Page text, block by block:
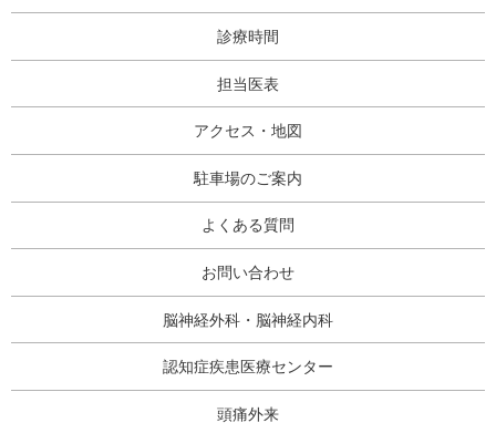
診療時間
担当医表
アクセス・地図
駐車場のご案内
よくある質問
お問い合わせ
脳神経外科・脳神経内科
認知症疾患医療センター
頭痛外来